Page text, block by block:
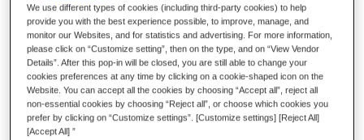
We use different types of cookies (including third-party cookies) to help
provide you with the best experience possible, to improve, manage, and
monitor our Websites, and for statistics and advertising. For more information,
please click on “Customize setting”, then on the type, and on “View Vendor
Details”. After this pop-in will be closed, you are still able to change your
cookies preferences at any time by clicking on a cookie-shaped icon on the
Website. You can accept all the cookies by choosing “Accept all”, reject all
non-essential cookies by choosing “Reject all”, or choose which cookies you
prefer by clicking on “Customize settings”. [Customize settings] [Reject All]
[Accept All] ”